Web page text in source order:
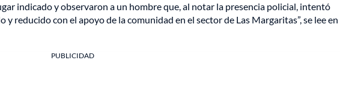
indicado y observaron a un hombre que, al notar la presencia policial, intentó
reducido con el apoyo de la comunidad en el sector de Las Margaritas”, se lee en
PUBLICIDAD